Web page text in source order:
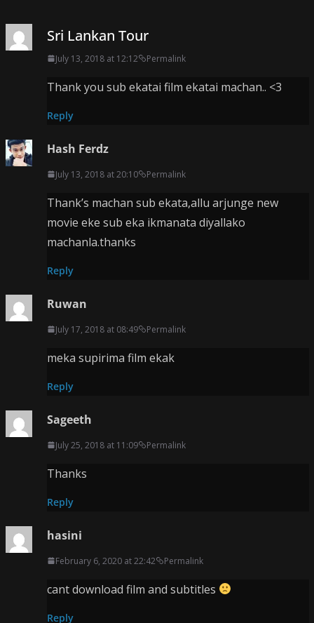
Sri Lankan Tour
July 13, 2018 at 12:12 Permalink
Thank you sub ekatai film ekatai machan.. <3
Reply
Hash Ferdz
July 13, 2018 at 20:10 Permalink
Thank’s machan sub ekata,allu arjunge new
movie eke sub eka ikmanata diyallako
machanla.thanks
Reply
Ruwan
July 17, 2018 at 08:49 Permalink
meka supirima film ekak
Reply
Sageeth
July 25, 2018 at 11:09 Permalink
Thanks
Reply
hasini
February 6, 2020 at 22:42 Permalink
cant download film and subtitles
Reply